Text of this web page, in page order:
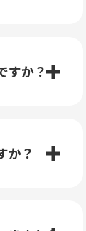
すか？
か？